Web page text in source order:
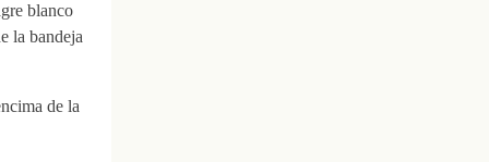
blanco
la bandeja
de la